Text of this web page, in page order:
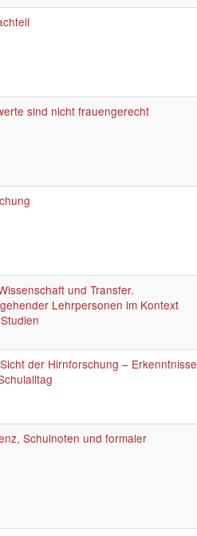
sind nicht frauengerecht
und Transfer.
Lehrpersonen im Kontext
der Hirnforschung – Erkenntnisse
Schulnoten und formaler